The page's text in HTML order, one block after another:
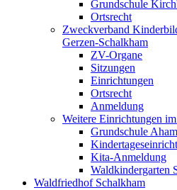
Grundschule
Ortsrecht
Zweckverband
Gerzen-Schalkham
ZV-Organe
Sitzungen
Einrichtungen
Ortsrecht
Anmeldung
Weitere Einrichtungen
Grundschule Aham
Kita-Anmeldung
Waldkindergarten
Waldfriedhof Schalkham